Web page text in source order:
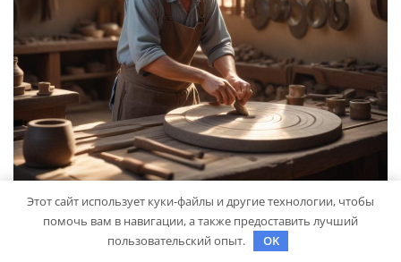
ЗДОРОВЬЕ
Этот сайт использует куки-файлы и другие технологии, чтобы
помочь вам в навигации, а также предоставить лучший
пользовательский опыт.
OK